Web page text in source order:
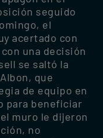
seguido
el
acertado con
una decisión
se saltó la
que
de equipo en
para beneficiar
muro le dijeron
no